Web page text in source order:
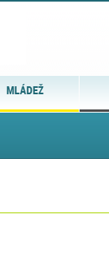
MLÁDEŽ